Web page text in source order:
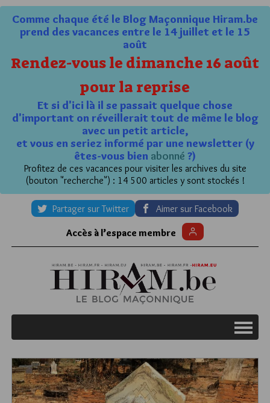
Comme chaque été le Blog Maçonnique Hiram.be
prend des vacances entre le 14 juillet et le 15
août
Rendez-vous le dimanche 16 août
pour la reprise
Et si d'ici là il se passait quelque chose
d'important on réveillerait tout de même le blog
avec un petit article,
et vous en seriez informé par une newsletter (y
êtes-vous bien abonné ?)
Profitez de ces vacances pour visiter les archives du site
(bouton "recherche") : 14 500 articles y sont stockés !
Partager sur Twitter Aimer sur Facebook
Accès à l’espace membre